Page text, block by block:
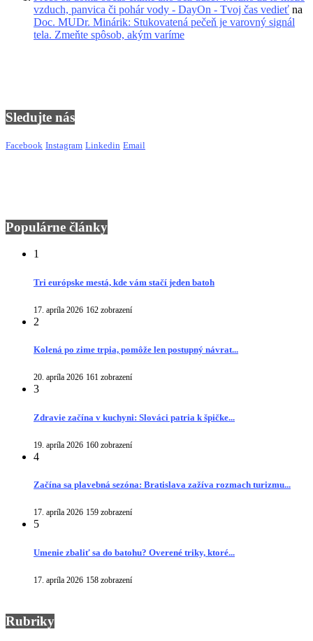
vzduch, panvica či pohár vody - DayOn - Tvoj čas vedieť na
Doc. MUDr. Minárik: Stukovatená pečeň je varovný signál
tela. Zmeňte spôsob, akým varíme
Sledujte nás
Facebook Instagram Linkedin Email
Populárne články
1
Tri európske mestá, kde vám stačí jeden batoh
17. apríla 2026 162 zobrazení
2
Kolená po zime trpia, pomôže len postupný návrat...
20. apríla 2026 161 zobrazení
3
Zdravie začína v kuchyni: Slováci patria k špičke...
19. apríla 2026 160 zobrazení
4
Začína sa plavebná sezóna: Bratislava zažíva rozmach turizmu...
17. apríla 2026 159 zobrazení
5
Umenie zbaliť sa do batohu? Overené triky, ktoré...
17. apríla 2026 158 zobrazení
Rubriky